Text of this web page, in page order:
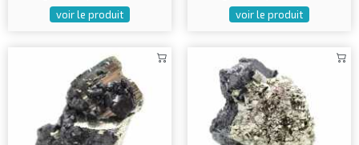
voir le produit voir le produit